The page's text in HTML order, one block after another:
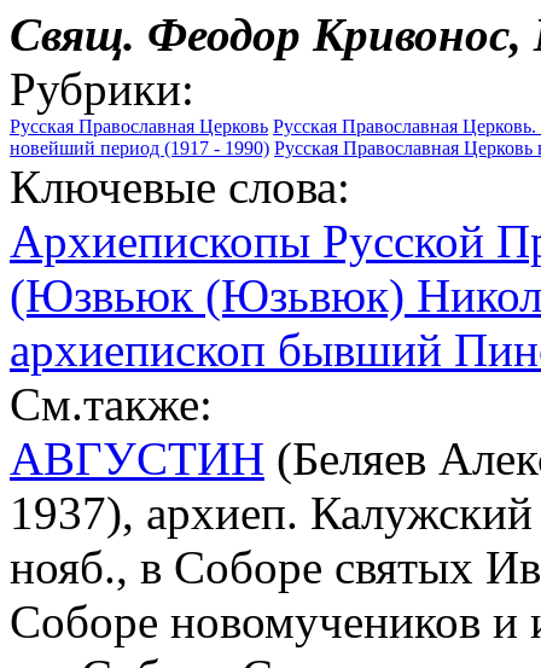
Свящ. Феодор
Рубрики:
Русская Православная Церковь Русская Православная
новейший период (1917 - 1990) Русская Православная
Ключевые слова:
Архиепископы Русской
(Юзвьюк (Юзьвюк)
архиепископ бывший
См.также:
АВГУСТИН (Беляев
1937), архиеп.
нояб., в Соборе святых
Соборе новомучеников и